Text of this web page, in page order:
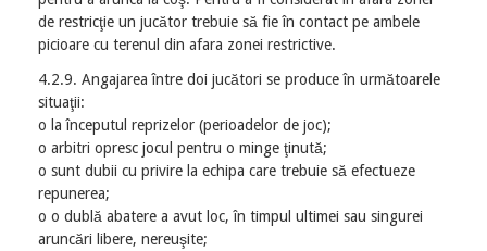
de restricţie un jucător trebuie să fie în contact pe ambele
picioare cu terenul din afara zonei restrictive.
4.2.9. Angajarea între doi jucători se produce în următoarele
situaţii:
o la începutul reprizelor (perioadelor de joc);
o arbitri opresc jocul pentru o minge ţinută;
o sunt dubii cu privire la echipa care trebuie să efectueze
repunerea;
o o dublă abatere a avut loc, în timpul ultimei sau singurei
aruncări libere, nereuşite;